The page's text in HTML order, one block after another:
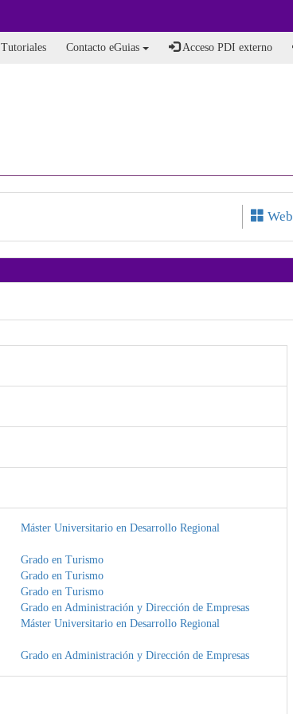
Tutoriales Contacto eGuias Acceso PDI externo
Web
Máster Universitario en Desarrollo Regional
Grado en Turismo
Grado en Turismo
Grado en Turismo
Grado en Administración y Dirección de Empresas
Máster Universitario en Desarrollo Regional
Grado en Administración y Dirección de Empresas